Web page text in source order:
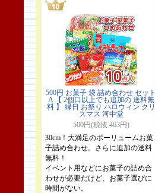
500円 お菓子 袋 詰め合わせ セット
A 【 2個口以上でも追加の 送料無
料 】 縁日 お祭り ハロウィン クリ
スマス 河中堂
500円(税抜 463円)
30cm！大満足のボーリュームお菓
子詰め合わせ。さらに追加の送料
無料！
イベント用などにお菓子の詰め合
わせが必要だけど、お菓子選びに
時間がない。